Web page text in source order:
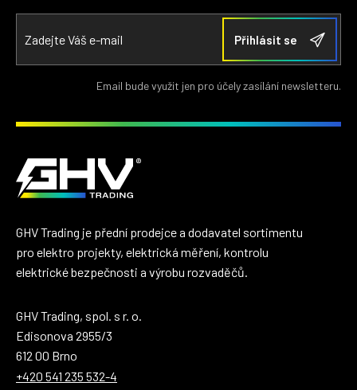
Email bude využit jen pro účely zasílání newsletteru.
GHV Trading je přední prodejce a dodavatel sortimentu
pro elektro projekty, elektrická měření, kontrolu
elektrické bezpečnosti a výrobu rozvaděčů.
GHV Trading, spol. s r. o.
Edisonova 2955/3
612 00 Brno
+420 541 235 532-4